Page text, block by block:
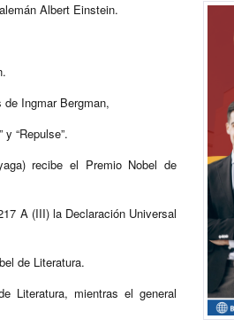
Albert Einstein.
Ingmar Bergman,
“Repulse”.
recibe el Premio Nobel de
A (III) la Declaración Universal
de Literatura.
Literatura, mientras el general